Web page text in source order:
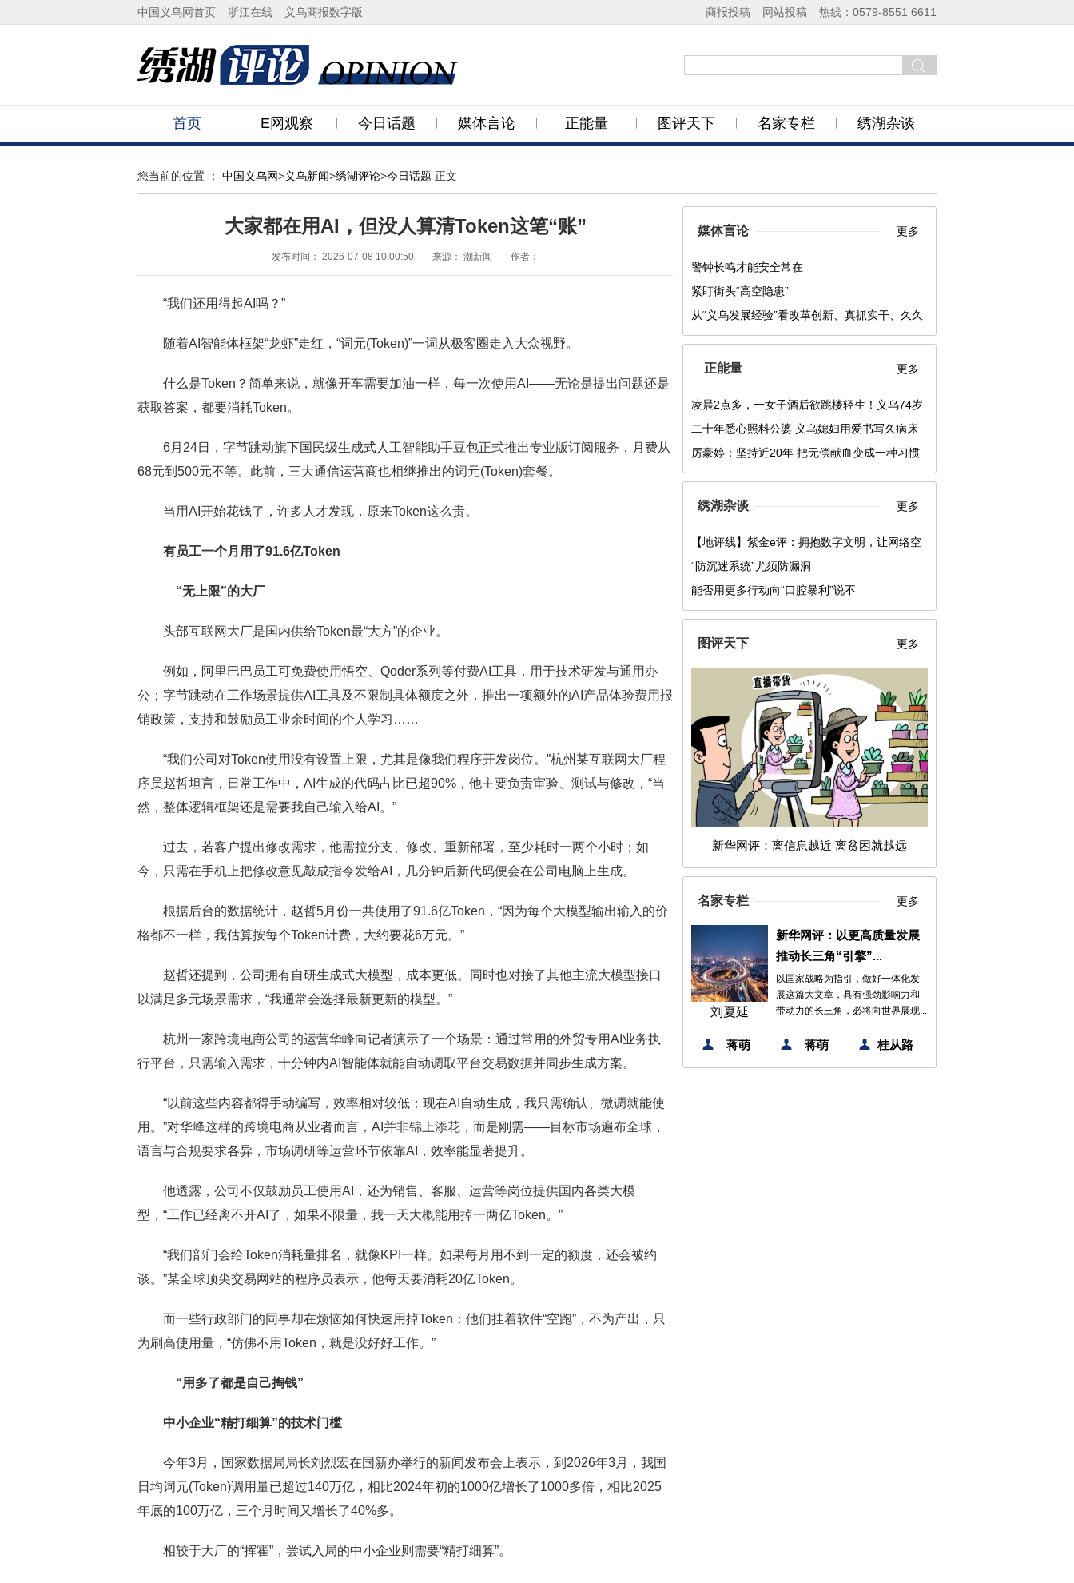
中国义乌网首页 浙江在线 义乌商报数字版 热线：0579-8551 6611
网站投稿
商报投稿
首页 E网观察 今日话题 媒体言论 正能量 图评天下 名家专栏 绣湖杂谈
您当前的位置 ： 中国义乌网>义乌新闻>绣湖评论>今日话题 正文
大家都在用AI，但没人算清Token这笔“账”
发布时间： 2026-07-08 10:00:50 来源： 潮新闻 作者：
“我们还用得起AI吗？”
随着AI智能体框架“龙虾”走红，“词元(Token)”一词从极客圈走入大众视野。
什么是Token？简单来说，就像开车需要加油一样，每一次使用AI——无论是提出问题还是
获取答案，都要消耗Token。
6月24日，字节跳动旗下国民级生成式人工智能助手豆包正式推出专业版订阅服务，月费从
68元到500元不等。此前，三大通信运营商也相继推出的词元(Token)套餐。
当用AI开始花钱了，许多人才发现，原来Token这么贵。
有员工一个月用了91.6亿Token
“无上限”的大厂
头部互联网大厂是国内供给Token最“大方”的企业。
例如，阿里巴巴员工可免费使用悟空、Qoder系列等付费AI工具，用于技术研发与通用办
公；字节跳动在工作场景提供AI工具及不限制具体额度之外，推出一项额外的AI产品体验费用报
销政策，支持和鼓励员工业余时间的个人学习……
“我们公司对Token使用没有设置上限，尤其是像我们程序开发岗位。”杭州某互联网大厂程
序员赵哲坦言，日常工作中，AI生成的代码占比已超90%，他主要负责审验、测试与修改，“当
然，整体逻辑框架还是需要我自己输入给AI。”
过去，若客户提出修改需求，他需拉分支、修改、重新部署，至少耗时一两个小时；如
今，只需在手机上把修改意见敲成指令发给AI，几分钟后新代码便会在公司电脑上生成。
根据后台的数据统计，赵哲5月份一共使用了91.6亿Token，“因为每个大模型输出输入的价
格都不一样，我估算按每个Token计费，大约要花6万元。”
赵哲还提到，公司拥有自研生成式大模型，成本更低。同时也对接了其他主流大模型接口
以满足多元场景需求，“我通常会选择最新更新的模型。”
杭州一家跨境电商公司的运营华峰向记者演示了一个场景：通过常用的外贸专用AI业务执
行平台，只需输入需求，十分钟内AI智能体就能自动调取平台交易数据并同步生成方案。
“以前这些内容都得手动编写，效率相对较低；现在AI自动生成，我只需确认、微调就能使
用。”对华峰这样的跨境电商从业者而言，AI并非锦上添花，而是刚需——目标市场遍布全球，
语言与合规要求各异，市场调研等运营环节依靠AI，效率能显著提升。
他透露，公司不仅鼓励员工使用AI，还为销售、客服、运营等岗位提供国内各类大模
型，“工作已经离不开AI了，如果不限量，我一天大概能用掉一两亿Token。”
“我们部门会给Token消耗量排名，就像KPI一样。如果每月用不到一定的额度，还会被约
谈。”某全球顶尖交易网站的程序员表示，他每天要消耗20亿Token。
而一些行政部门的同事却在烦恼如何快速用掉Token：他们挂着软件“空跑”，不为产出，只
为刷高使用量，“仿佛不用Token，就是没好好工作。”
“用多了都是自己掏钱”
中小企业“精打细算”的技术门槛
今年3月，国家数据局局长刘烈宏在国新办举行的新闻发布会上表示，到2026年3月，我国
日均词元(Token)调用量已超过140万亿，相比2024年初的1000亿增长了1000多倍，相比2025
年底的100万亿，三个月时间又增长了40%多。
相较于大厂的“挥霍”，尝试入局的中小企业则需要“精打细算”。
媒体言论 更多
警钟长鸣才能安全常在
紧盯街头“高空隐患”
从“义乌发展经验”看改革创新、真抓实干、久久
为功
正能量 更多
凌晨2点多，一女子酒后欲跳楼轻生！义乌74岁
大爷一个箭步冲了上去……
二十年悉心照料公婆 义乌媳妇用爱书写久病床
前有“孝媳”
厉豪婷：坚持近20年 把无偿献血变成一种习惯
绣湖杂谈 更多
【地评线】紫金e评：拥抱数字文明，让网络空
间命运共同体更紧密
“防沉迷系统”尤须防漏洞
能否用更多行动向“口腔暴利”说不
图评天下 更多
新华网评：离信息越近 离贫困就越远
名家专栏 更多
刘夏延
新华网评：以更高质量发展
推动长三角“引擎”...
以国家战略为指引，做好一体化发
展这篇大文章，具有强劲影响力和
带动力的长三角，必将向世界展现...
蒋萌 蒋萌 桂从路